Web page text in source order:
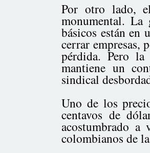
Por otro lado,
monumental.
básicos están en
cerrar empresas,
pérdida. Pero
mantiene un
sindical
Uno de los
centavos de
acostumbrado
colombianos de